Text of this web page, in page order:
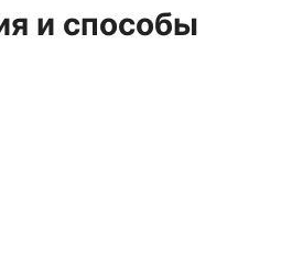
и способы